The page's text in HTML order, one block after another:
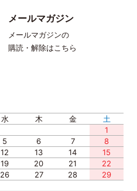
メールマガジン
メールマガジンの
購読・解除はこちら
水 木 金
土
1
5 6 7
8
12 13 14
15
19 20 21
22
26 27 28
29